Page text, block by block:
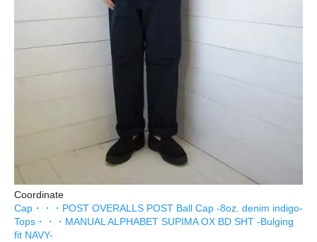
Coordinate
Cap・・・POST OVERALLS POST Ball Cap -8oz. denim indigo-
Tops・・・MANUAL ALPHABET SUPIMA OX BD SHT -Bulging
fit NAVY-